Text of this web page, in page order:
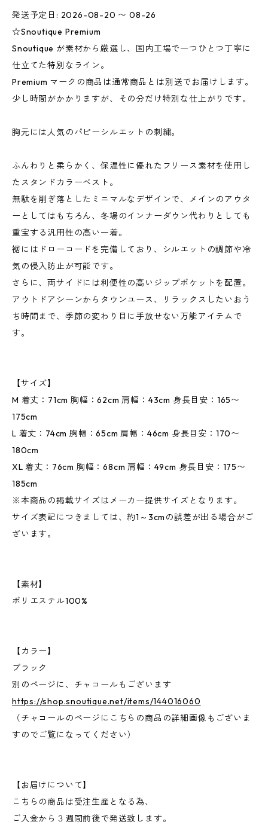
発送予定日: 2026-08-20 〜 08-26
☆Snoutique Premium
Snoutique が素材から厳選し、国内工場で一つひとつ丁寧に
仕立てた特別なライン。
Premium マークの商品は通常商品とは別送でお届けします。
少し時間がかかりますが、その分だけ特別な仕上がりです。
胸元には人気のパピーシルエットの刺繍。
ふんわりと柔らかく、保温性に優れたフリース素材を使用し
たスタンドカラーベスト。
無駄を削ぎ落としたミニマルなデザインで、メインのアウタ
ーとしてはもちろん、冬場のインナーダウン代わりとしても
重宝する汎用性の高い一着。
裾にはドローコードを完備しており、シルエットの調節や冷
気の侵入防止が可能です。
さらに、両サイドには利便性の高いジップポケットを配置。
アウトドアシーンからタウンユース、リラックスしたいおう
ち時間まで、季節の変わり目に手放せない万能アイテムで
す。
【サイズ】
M 着丈：71cm 胸幅：62cm 肩幅：43cm 身長目安：165〜
175cm
L 着丈：74cm 胸幅：65cm 肩幅：46cm 身長目安：170〜
180cm
XL 着丈：76cm 胸幅：68cm 肩幅：49cm 身長目安：175〜
185cm
※本商品の掲載サイズはメーカー提供サイズとなります。
サイズ表記につきましては、約1～3cmの誤差が出る場合がご
ざいます。
【素材】
ポリエステル100%
【カラー】
ブラック
別のページに、チャコールもございます
https://shop.snoutique.net/items/144016060
（チャコールのページにこちらの商品の詳細画像もございま
すのでご覧になってください）
【お届けについて】
こちらの商品は受注生産となる為、
ご入金から３週間前後で発送致します。